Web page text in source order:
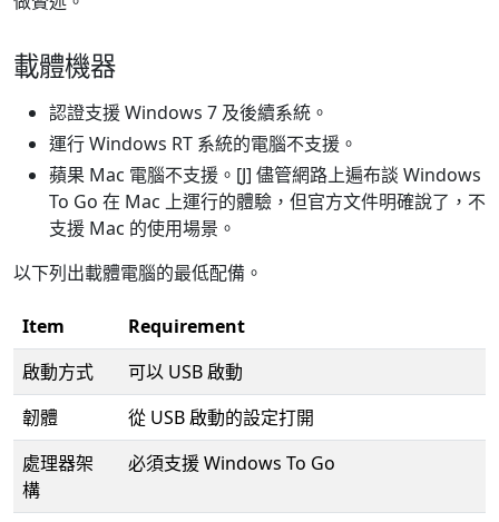
載體機器
認證支援 Windows 7 及後續系統。
運行 Windows RT 系統的電腦不支援。
蘋果 Mac 電腦不支援。[J] 儘管網路上遍布談 Windows
To Go 在 Mac 上運行的體驗，但官方文件明確說了，不
支援 Mac 的使用場景。
以下列出載體電腦的最低配備。
Item
Requirement
啟動方式
可以 USB 啟動
韌體
從 USB 啟動的設定打開
處理器架
構
必須支援 Windows To Go